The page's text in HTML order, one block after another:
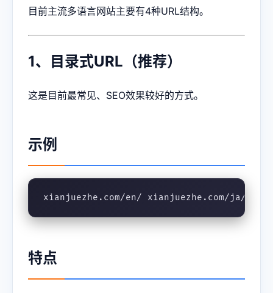
目前主流多语言网站主要有4种URL结构。
1、目录式URL（推荐）
这是目前最常见、SEO效果较好的方式。
示例
xianjuezhe.com/en/ xianjuezhe.com/ja/
特点